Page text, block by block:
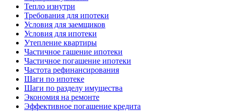
Тепло изнутри
Требования для ипотеки
Условия для заемщиков
Условия для ипотеки
Утепление квартиры
Частичное гашение ипотеки
Частичное погашение ипотеки
Частота рефинансирования
Шаги по ипотеке
Шаги по разделу имущества
Экономия на ремонте
Эффективное погашение кредита